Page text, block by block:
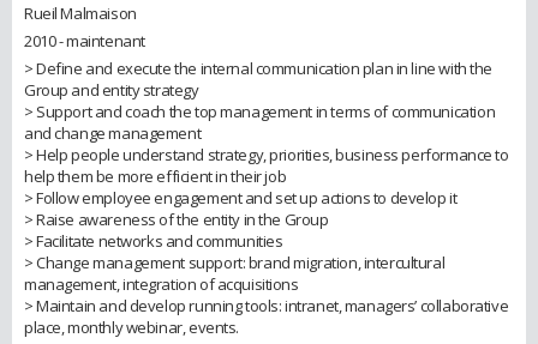
Rueil Malmaison
2010 - maintenant
> Define and execute the internal communication plan in line with the
Group and entity strategy
> Support and coach the top management in terms of communication
and change management
> Help people understand strategy, priorities, business performance to
help them be more efficient in their job
> Follow employee engagement and set up actions to develop it
> Raise awareness of the entity in the Group
> Facilitate networks and communities
> Change management support: brand migration, intercultural
management, integration of acquisitions
> Maintain and develop running tools: intranet, managers’ collaborative
place, monthly webinar, events.